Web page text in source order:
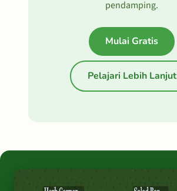
pendamping.
Mulai Gratis
Pelajari Lebih Lanjut